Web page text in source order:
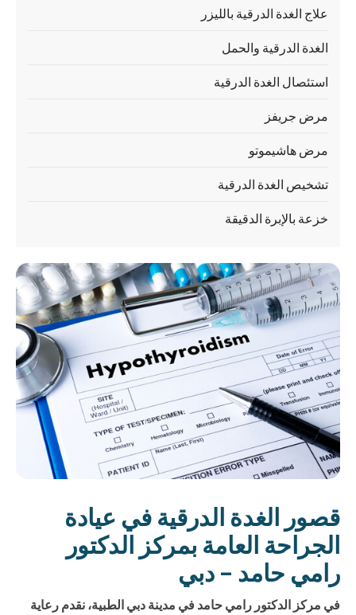
علاج الغدة الدرقية بالليزر
الغدة الدرقية والحمل
استئصال الغدة الدرقية
مرض جريفز
مرض هاشيموتو
تشخيص الغدة الدرقية
خزعة بالإبرة الدقيقة
قصور الغدة الدرقية في عيادة
الجراحة العامة بمركز الدكتور
رامي حامد – دبي
في مركز الدكتور رامي حامد في مدينة دبي الطبية، نقدم رعاية